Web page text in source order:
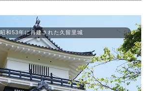
昭和53年に再建された久留里城